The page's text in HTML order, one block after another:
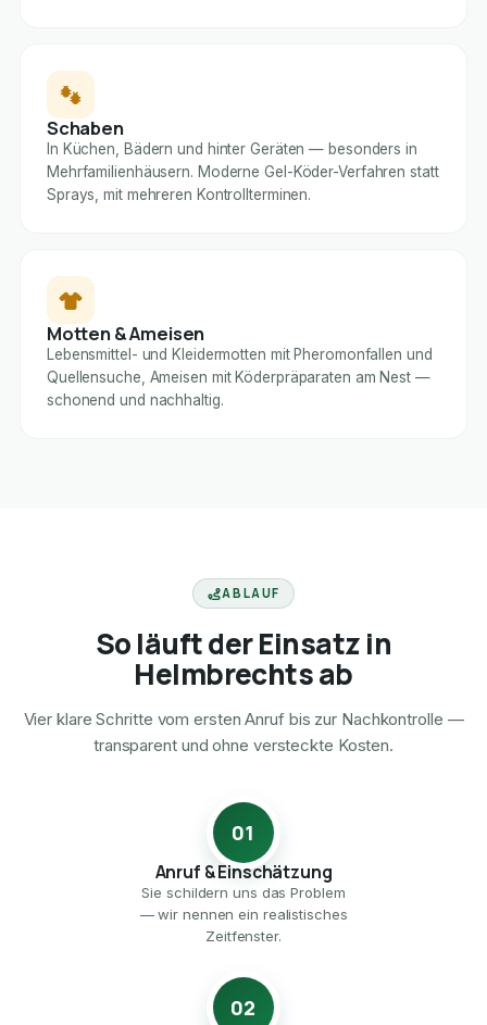
Schaben
In Küchen, Bädern und hinter Geräten — besonders in
Mehrfamilienhäusern. Moderne Gel-Köder-Verfahren statt
Sprays, mit mehreren Kontrollterminen.
Motten & Ameisen
Lebensmittel- und Kleidermotten mit Pheromonfallen und
Quellensuche, Ameisen mit Köderpräparaten am Nest —
schonend und nachhaltig.
ABLAUF
So läuft der Einsatz in
Helmbrechts ab
Vier klare Schritte vom ersten Anruf bis zur Nachkontrolle —
transparent und ohne versteckte Kosten.
01
Anruf & Einschätzung
Sie schildern uns das Problem
— wir nennen ein realistisches
Zeitfenster.
02